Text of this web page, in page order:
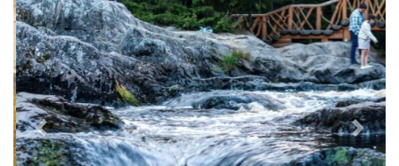
Previous Next